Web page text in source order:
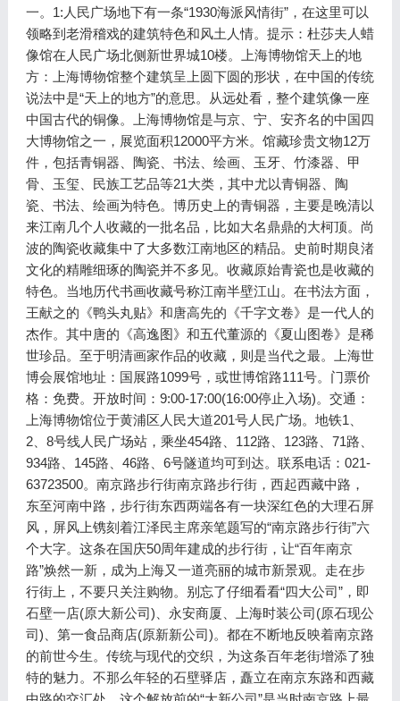
一。1:人民广场地下有一条“1930海派风情街”，在这里可以
领略到老滑稽戏的建筑特色和风土人情。提示：杜莎夫人蜡
像馆在人民广场北侧新世界城10楼。上海博物馆天上的地
方：上海博物馆整个建筑呈上圆下圆的形状，在中国的传统
说法中是“天上的地方”的意思。从远处看，整个建筑像一座
中国古代的铜像。上海博物馆是与京、宁、安齐名的中国四
大博物馆之一，展览面积12000平方米。馆藏珍贵文物12万
件，包括青铜器、陶瓷、书法、绘画、玉牙、竹漆器、甲
骨、玉玺、民族工艺品等21大类，其中尤以青铜器、陶
瓷、书法、绘画为特色。博历史上的青铜器，主要是晚清以
来江南几个人收藏的一批名品，比如大名鼎鼎的大柯顶。尚
波的陶瓷收藏集中了大多数江南地区的精品。史前时期良渚
文化的精雕细琢的陶瓷并不多见。收藏原始青瓷也是收藏的
特色。当地历代书画收藏号称江南半壁江山。在书法方面，
王献之的《鸭头丸贴》和唐高先的《千字文卷》是一代人的
杰作。其中唐的《高逸图》和五代董源的《夏山图卷》是稀
世珍品。至于明清画家作品的收藏，则是当代之最。上海世
博会展馆地址：国展路1099号，或世博馆路111号。门票价
格：免费。开放时间：9:00-17:00(16:00停止入场)。交通：
上海博物馆位于黄浦区人民大道201号人民广场。地铁1、
2、8号线人民广场站，乘坐454路、112路、123路、71路、
934路、145路、46路、6号隧道均可到达。联系电话：021-
63723500。南京路步行街南京路步行街，西起西藏中路，
东至河南中路，步行街东西两端各有一块深红色的大理石屏
风，屏风上镌刻着江泽民主席亲笔题写的“南京路步行街”六
个大字。这条在国庆50周年建成的步行街，让“百年南京
路”焕然一新，成为上海又一道亮丽的城市新景观。走在步
行街上，不要只关注购物。别忘了仔细看看“四大公司”，即
石壁一店(原大新公司)、永安商厦、上海时装公司(原石现公
司)、第一食品商店(原新新公司)。都在不断地反映着南京路
的前世今生。传统与现代的交织，为这条百年老街增添了独
特的魅力。不那么年轻的石壁驿店，矗立在南京东路和西藏